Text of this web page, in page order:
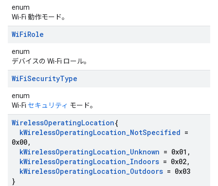
enum
Wi-Fi 動作モード。
WiFiRole
enum
デバイスの Wi-Fi ロール。
WiFiSecurityType
enum
Wi-Fi セキュリティ モード。
WirelessOperatingLocation{
kWirelessOperatingLocation_NotSpecified =
0x00,
kWirelessOperatingLocation_Unknown = 0x01 ,
kWirelessOperatingLocation_Indoors = 0x02,
kWirelessOperatingLocation_Outdoors = 0x03
}